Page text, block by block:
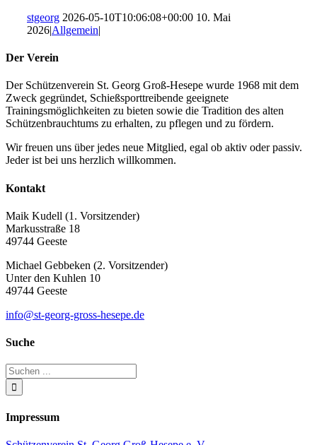
stgeorg 2026-05-10T10:06:08+00:00 10. Mai
2026|Allgemein|
Der Verein
Der Schützenverein St. Georg Groß-Hesepe wurde 1968 mit dem
Zweck gegründet, Schießsporttreibende geeignete
Trainingsmöglichkeiten zu bieten sowie die Tradition des alten
Schützenbrauchtums zu erhalten, zu pflegen und zu fördern.
Wir freuen uns über jedes neue Mitglied, egal ob aktiv oder passiv.
Jeder ist bei uns herzlich willkommen.
Kontakt
Maik Kudell (1. Vorsitzender)
Markusstraße 18
49744 Geeste
Michael Gebbeken (2. Vorsitzender)
Unter den Kuhlen 10
49744 Geeste
info@st-georg-gross-hesepe.de
Suche
Impressum